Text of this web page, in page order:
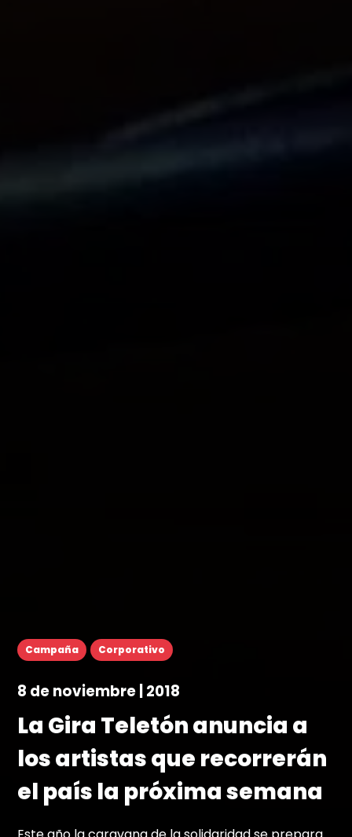
Campaña Corporativo
8 de noviembre | 2018
La Gira Teletón anuncia a
los artistas que recorrerán
el país la próxima semana